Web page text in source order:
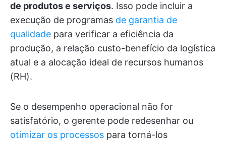
de produtos e serviços. Isso pode incluir a
execução de programas de garantia de
qualidade para verificar a eficiência da
produção, a relação custo-benefício da logística
atual e a alocação ideal de recursos humanos
(RH).
Se o desempenho operacional não for
satisfatório, o gerente pode redesenhar ou
otimizar os processos para torná-los